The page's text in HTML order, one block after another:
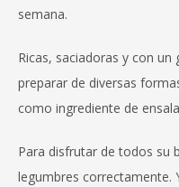
semana.
Ricas, saciadoras y con
preparar de diversas
como ingrediente de
Para disfrutar de todos su
legumbres correctamente.